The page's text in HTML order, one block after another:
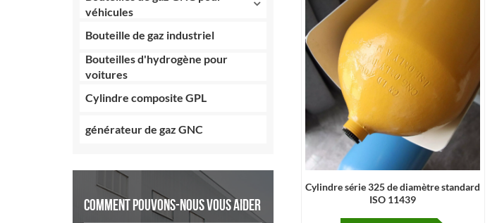
véhicules
Bouteille de gaz industriel
Bouteilles d'hydrogène pour
voitures
Cylindre composite GPL
générateur de gaz GNC
COMMENT POUVONS-NOUS VOUS AIDER
Cylindre série 325 de diamètre standard
ISO 11439